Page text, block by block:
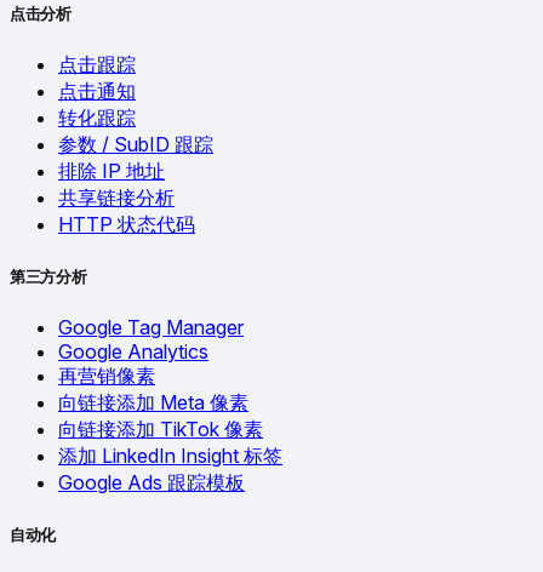
点击分析
点击跟踪
点击通知
转化跟踪
参数 / SubID 跟踪
排除 IP 地址
共享链接分析
HTTP 状态代码
第三方分析
Google Tag Manager
Google Analytics
再营销像素
向链接添加 Meta 像素
向链接添加 TikTok 像素
添加 LinkedIn Insight 标签
Google Ads 跟踪模板
自动化